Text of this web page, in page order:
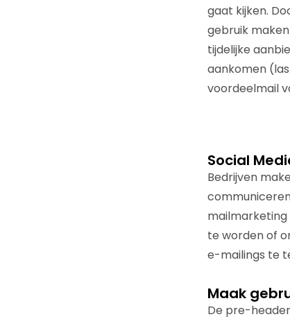
gaat kijken.
gebruik
tijdelijke
aankomen
voordeelmail
Social
Bedrijven
mailmarketing
te worden of
e-mailings te
Maak
De pre-